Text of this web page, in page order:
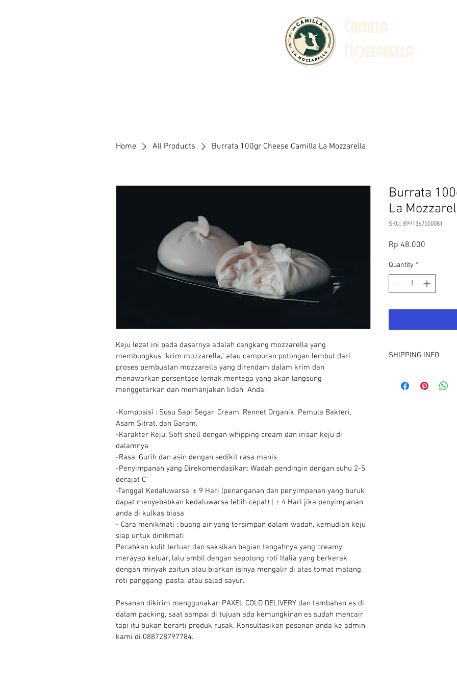
Home All Products Burrata 100gr Cheese Camilla La Mozzarella
Keju lezat ini pada dasarnya adalah cangkang mozzarella yang
membungkus "krim mozzarella," atau campuran potongan lembut dari
proses pembuatan mozzarella yang direndam dalam krim dan
menawarkan persentase lemak mentega yang akan langsung
menggetarkan dan memanjakan lidah  Anda.
-Komposisi : Susu Sapi Segar, Cream, Rennet Organik, Pemula Bakteri,
Asam Sitrat, dan Garam.
-Karakter Keju: Soft shell dengan whipping cream dan irisan keju di
dalamnya
-Rasa: Gurih dan asin dengan sedikit rasa manis
-Penyimpanan yang Direkomendasikan: Wadah pendingin dengan suhu 2-5
derajat C
-Tanggal Kedaluwarsa: ± 9 Hari (penanganan dan penyimpanan yang buruk
dapat menyebabkan kedaluwarsa lebih cepat) | ± 4 Hari jika penyimpanan
anda di kulkas biasa
- Cara menikmati : buang air yang tersimpan dalam wadah, kemudian keju
siap untuk dinikmati
Pecahkan kulit terluar dan saksikan bagian tengahnya yang creamy
merayap keluar, lalu ambil dengan sepotong roti Italia yang berkerak
dengan minyak zaitun atau biarkan isinya mengalir di atas tomat matang,
roti panggang, pasta, atau salad sayur.
Pesanan dikirim menggunakan PAXEL COLD DELIVERY dan tambahan es di
dalam packing, saat sampai di tujuan ada kemungkinan es sudah mencair
tapi itu bukan berarti produk rusak. Konsultasikan pesanan anda ke admin
kami di 088728797784.
Burrata
La
SKU: 8991367000081
Rp 48.000
Quantity *
SHIPPING INFO
pulau jawa yaitu